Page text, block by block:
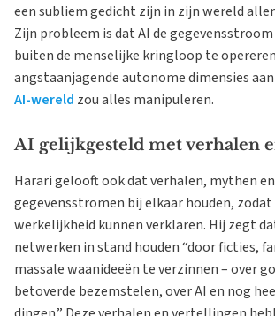
een subliem gedicht zijn in zijn wereld
Zijn probleem is dat AI de
buiten de menselijke kringloop te
angstaanjagende autonome dimensies
AI-wereld zou alles manipuleren.
AI gelijkgesteld met verhalen
Harari gelooft ook dat verhalen, mythen
gegevensstromen bij elkaar houden, zodat
werkelijkheid kunnen verklaren. Hij zegt
netwerken in stand houden “door ficties,
massale waanideeën te verzinnen – over
betoverde bezemstelen, over AI en nog